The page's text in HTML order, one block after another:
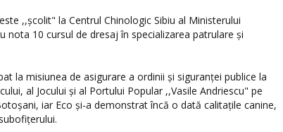
,,școlit" la Centrul Chinologic Sibiu al Ministerului
nota 10 cursul de dresaj în specializarea patrulare și
la misiunea de asigurare a ordinii și siguranței publice la
al Jocului și al Portului Popular ,,Vasile Andriescu" pe
iar Eco și-a demonstrat încă o dată calitațile canine,